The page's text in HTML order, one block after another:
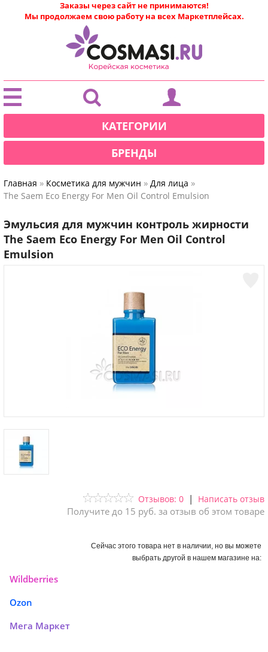
|
Заказы через сайт не принимаются!
Мы продолжаем свою работу на всех Маркетплейсах.
КАТЕГОРИИ
БРЕНДЫ
Главная » Косметика для мужчин » Для лица »
The Saem Eco Energy For Men Oil Control Emulsion
Эмульсия для мужчин контроль жирности
The Saem Eco Energy For Men Oil Control
Emulsion
Отзывов: 0 | Написать отзыв
Получите до 15 руб. за отзыв об этом товаре
Сейчас этого товара нет в наличии, но вы можете
выбрать другой в нашем магазине на:
Wildberries
Ozon
Мега Маркет